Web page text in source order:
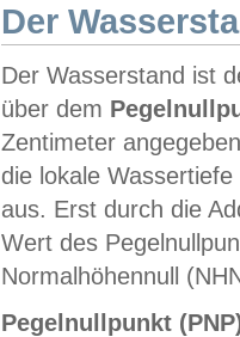
Der
Der Wasserstand ist
über dem
Zentimeter
die lokale
aus. Erst durch die
Wert des
Normalhöhennull
Pegelnullpunkt